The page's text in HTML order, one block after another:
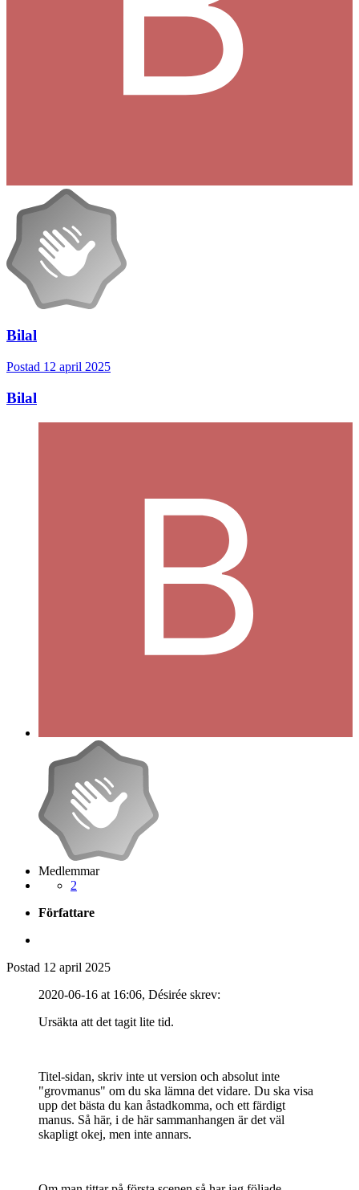
Bilal
Postad 12 april 2025
Bilal
Medlemmar
2
Författare
Postad 12 april 2025
2020-06-16 at 16:06, Désirée skrev:
Ursäkta att det tagit lite tid.
Titel-sidan, skriv inte ut version och absolut inte
"grovmanus" om du ska lämna det vidare. Du ska visa
upp det bästa du kan åstadkomma, och ett färdigt
manus. Så här, i de här sammanhangen är det väl
skapligt okej, men inte annars.